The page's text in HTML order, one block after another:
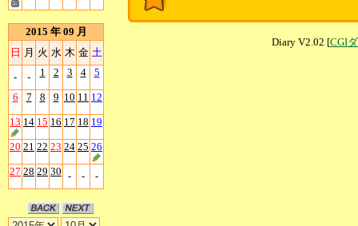
2015 年 09 月
日 月 火 水 木 金 土
- - 1 2 3 4 5
6 7 8 9 10 11 12
13 14 15 16 17 18 19
20 21 22 23 24 25 26
27 28 29 30 - - -
Diary V2.02 [CGI